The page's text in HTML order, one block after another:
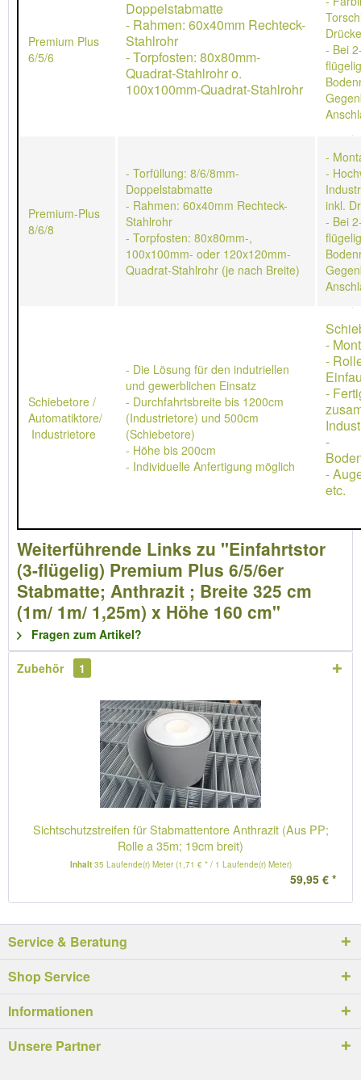
Premium Plus
6/5/6
Doppelstabmatte
- Rahmen: 60x40mm Rechteck-
Stahlrohr
- Torpfosten: 80x80mm-
Quadrat-Stahlrohr o.
100x100mm-Quadrat-Stahlrohr
- Bei
Premium-Plus
8/6/8
- Torfüllung: 8/6/8mm-
Doppelstabmatte
- Rahmen: 60x40mm Rechteck-
Stahlrohr
- Torpfosten: 80x80mm-,
100x100mm- oder 120x120mm-
Quadrat-Stahlrohr (je nach Breite)
-
-
inkl.
- Bei
Schiebetore /
Automatiktore/
Industrietore
- Die Lösung für den indutriellen
und gewerblichen Einsatz
- Durchfahrtsbreite bis 1200cm
(Industrietore) und 500cm
(Schiebetore)
- Höhe bis 200cm
- Individuelle Anfertigung möglich
-
-
-
-
-
etc.
Weiterführende Links zu "Einfahrtstor
(3-flügelig) Premium Plus 6/5/6er
Stabmatte; Anthrazit ; Breite 325 cm
(1m/ 1m/ 1,25m) x Höhe 160 cm"
Fragen zum Artikel?
Zubehör 1
Sichtschutzstreifen für Stabmattentore Anthrazit (Aus PP;
Rolle a 35m; 19cm breit)
Inhalt 35 Laufende(r) Meter(1,71 € * / 1 Laufende(r) Meter)
59,95 € *
Service & Beratung
Shop Service
Informationen
Unsere Partner